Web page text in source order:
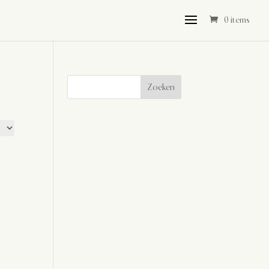
0 items
Zoeken